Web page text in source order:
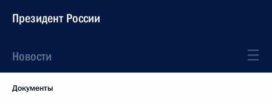
Президент России
Новости
Документы